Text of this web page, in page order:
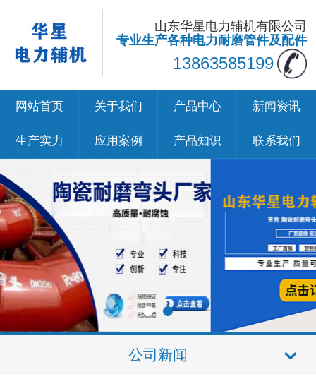
山东华星电力辅机有限公司
专业生产各种电力耐磨管件及配件
13863585199
网站首页 关于我们 产品中心 新闻资讯
生产实力 应用案例 产品知识 联系我们
公司新闻